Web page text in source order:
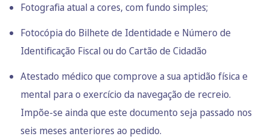
Fotografia atual a cores, com fundo simples;
Fotocópia do Bilhete de Identidade e Número de
Identificação Fiscal ou do Cartão de Cidadão
Atestado médico que comprove a sua aptidão física e
mental para o exercício da navegação de recreio.
Impõe-se ainda que este documento seja passado nos
seis meses anteriores ao pedido.